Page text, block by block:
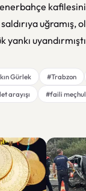
uğramış,
Gürlek #Trabzon
arayışı #faili meçhul